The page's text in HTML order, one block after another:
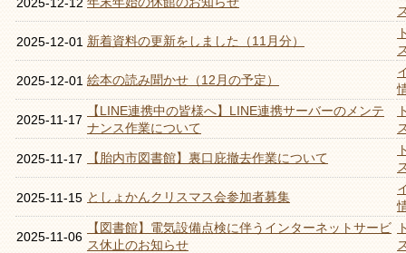
2025-12-01 新着資料の更新をしました（11月分）
2025-12-01 絵本の読み聞かせ（12月の予定）
2025-11-17
【LINE連携中の皆様へ】LINE連携サーバーのメンテ
ナンス作業について
2025-11-17 【胎内市図書館】裏口庇撤去作業について
2025-11-15 としょかんクリスマス会参加者募集
2025-11-06
【図書館】電気設備点検に伴うインターネットサービ
ス休止のお知らせ